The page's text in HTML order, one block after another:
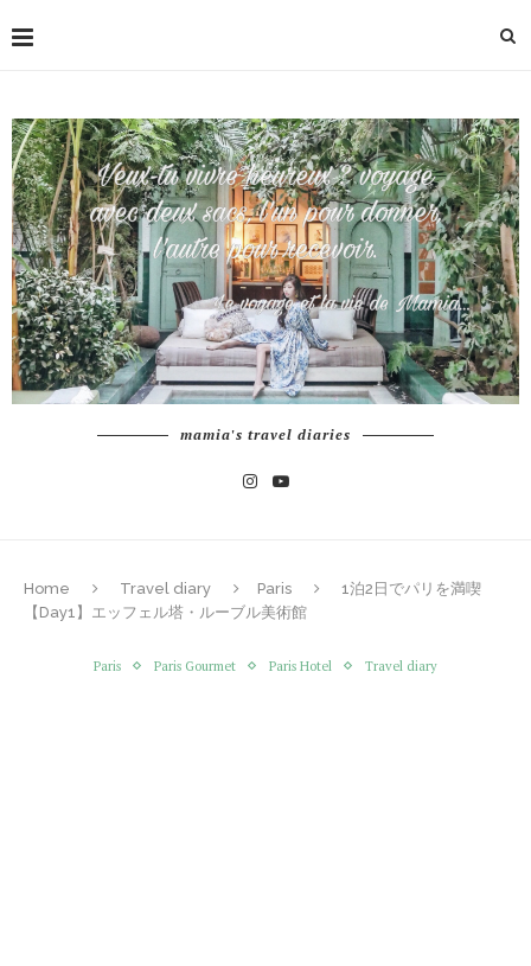
mamia's travel diaries
Home Travel diary Paris
1泊2日でパリを満喫
【Day1】エッフェル塔・ルーブル美術館
Paris Paris Gourmet Paris Hotel Travel diary